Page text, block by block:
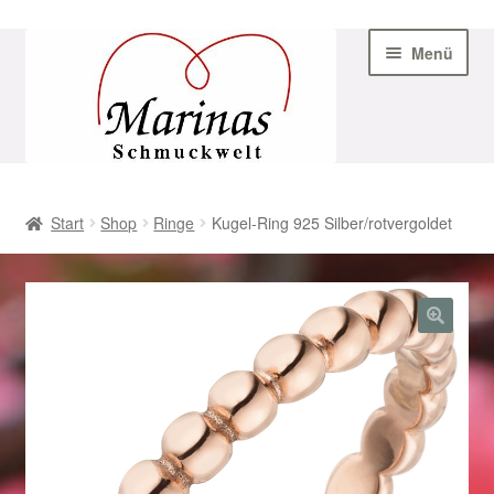
Navigation
Menü
AGB
Datenschutz
Geschenke zu Ostern 2023
Geschenke zu Ostern 2024
Start Shop Ringe Kugel-Ring 925 Silber/rotvergoldet